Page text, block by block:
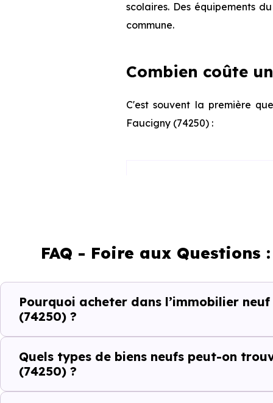
scolaires. Des équipements
commune.
Combien coûte
C'est souvent la première
Faucigny (74250) :
Ces prix varient selon la
programme. Notre moteur
Le parc résidentiel de
Avec 75.9 % de
FAQ - Foire aux
Pourquoi acheter dans l’immobilier
(74250) ?
Quels types de biens neufs peut-on
(74250) ?